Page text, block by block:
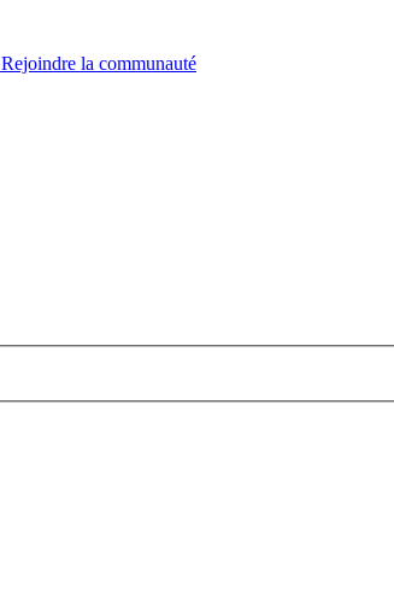
Rejoindre la communauté